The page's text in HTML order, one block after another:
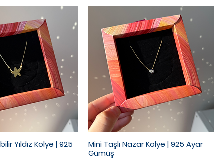
Yıldız Kolye | 925
Mini Taşlı Nazar Kolye | 925 Ayar
Gümüş